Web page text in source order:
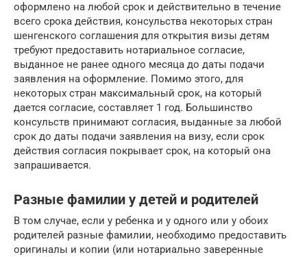
оформлено на любой срок и действительно в течение
всего срока действия, консульства некоторых стран
шенгенского соглашения для открытия визы детям
требуют предоставить нотариальное согласие,
выданное не ранее одного месяца до даты подачи
заявления на оформление. Помимо этого, для
некоторых стран максимальный срок, на который
дается согласие, составляет 1 год. Большинство
консульств принимают согласия, выданные за любой
срок до даты подачи заявления на визу, если срок
действия согласия покрывает срок, на который она
запрашивается.
Разные фамилии у детей и родителей
В том случае, если у ребенка и у одного или у обоих
родителей разные фамилии, необходимо предоставить
оригиналы и копии (или нотариально заверенные